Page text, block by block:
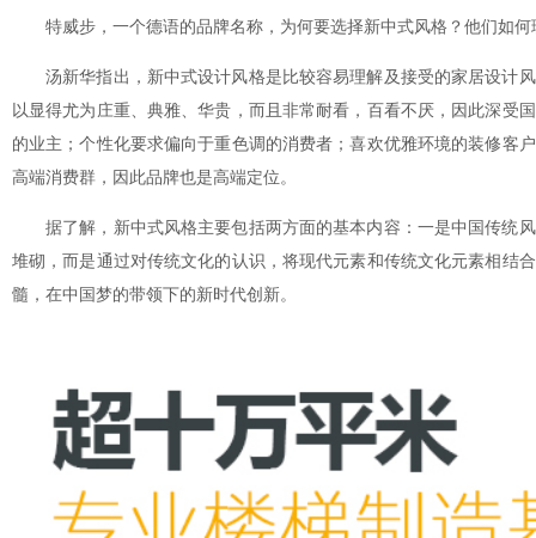
特威步，一个德语的品牌名称，为何要选择新中式风格？他们如
汤新华指出，新中式设计风格是比较容易理解及接受的家居设计
以显得尤为庄重、典雅、华贵，而且非常耐看，百看不厌，因此深受
的业主；个性化要求偏向于重色调的消费者；喜欢优雅环境的装修客
高端消费群，因此品牌也是高端定位。
据了解，新中式风格主要包括两方面的基本内容：一是中国传统
堆砌，而是通过对传统文化的认识，将现代元素和传统文化元素相结
髓，在中国梦的带领下的新时代创新。